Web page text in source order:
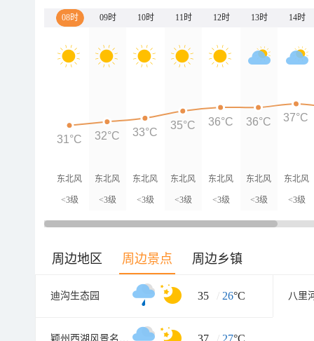
08时 09时 10时 11时 12时 13时 14时
东北风
<3级
东北风
<3级
东北风
<3级
东北风
<3级
东北风
<3级
东北风
<3级
东北风
<3级
31°C 32°C 33°C
35°C 36°C 36°C 37°C
周边地区 周边景点 周边乡镇
迪沟生态园 35 / 26°C
颖州西湖风景名胜区 37 / 27°C